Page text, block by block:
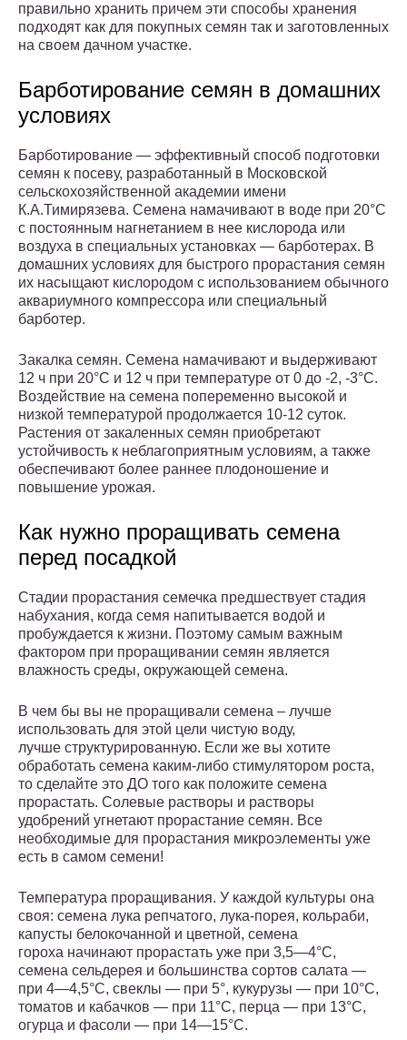
правильно хранить причем эти способы хранения
подходят как для покупных семян так и заготовленных
на своем дачном участке.
Барботирование семян в домашних
условиях
Барботирование — эффективный способ подготовки
семян к посеву, разработан­ный в Московской
сельскохозяйственной академии имени
К.А.Тимирязева. Семена намачивают в воде при 20°С
с постоянным нагнетанием в нее кисло­рода или
воздуха в специальных установках — барботерах. В
домашних условиях для быстрого прорастания семян
их насыщают кислородом с использованием обычного
аквариумного компрессора или специальный
барботер.
Закалка семян. Семена намачивают и выдерживают
12 ч при 20°С и 12 ч при температуре от 0 до -2, -3°С.
Воздействие на семена попеременно высо­кой и
низкой температурой продолжается 10-12 суток.
Растения от закален­ных семян приобретают
устойчивость к неблагоприятным условиям, а также
обеспечивают более раннее плодоношение и
повышение урожая.
Как нужно проращивать семена
перед посадкой
Стадии прорастания семечка предшествует стадия
набухания, когда семя напитывается водой и
пробуждается к жизни. Поэтому самым важным
фактором при проращивании семян является
влажность среды, окружающей семена.
В чем бы вы не проращивали семена – лучше
использовать для этой цели чистую воду,
лучше структурированную. Если же вы хотите
обработать семена каким-либо стимулятором роста,
то сделайте это ДО того как положите семена
прорастать. Солевые растворы и растворы
удобрений угнетают прорастание семян. Все
необходимые для прорастания микроэлементы уже
есть в самом семени!
Температура проращивания. У каждой культуры она
своя: семена лука репчатого, лука-порея, кольраби,
капусты белокочанной и цветной, семена
гороха начинают прорастать уже при 3,5—4°С,
семена сельдерея и большинства сортов салата —
при 4—4,5°С, свеклы — при 5°, кукурузы — при 10°С,
томатов и кабачков — при 11°С, перца — при 13°С,
огурца и фасоли — при 14—15°С.